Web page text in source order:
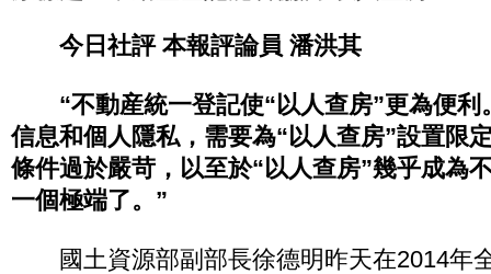
今日社評 本報評論員 潘洪其
“不動産統一登記使“以人查房”更為便利
信息和個人隱私，需要為“以人查房”設置限
條件過於嚴苛，以至於“以人查房”幾乎成為
一個極端了。”
國土資源部副部長徐德明昨天在2014年